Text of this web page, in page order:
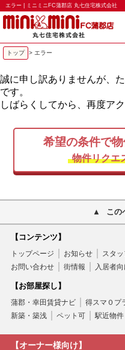
エラー | ミニミニFC蒲郡店 丸七住宅株式会社
トップ > エラー
誠に申し訳ありませんが、
です。
しばらくしてから、再度ア
希望の条件で
物件リクエ
この
【コンテンツ】
トップページ お知らせ スタ
お問い合わせ
街情報 入居者
【お部屋探し】
蒲郡・幸田賃貸ナビ 得スマ０プ
新築・築浅
ペット可 駅近物件
【オーナー様向け】